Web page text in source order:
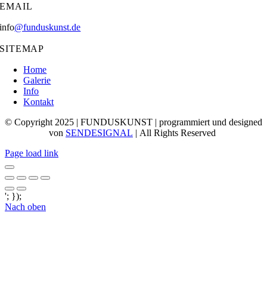
EMAIL
info@funduskunst.de
SITEMAP
Home
Galerie
Info
Kontakt
© Copyright 2025 | FUNDUSKUNST | programmiert und designed
von SENDESIGNAL | All Rights Reserved
Page load link
'; });
Nach oben